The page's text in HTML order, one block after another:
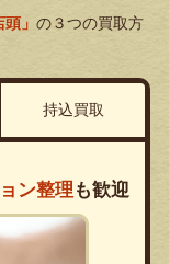
」 の３つの買取方
持込買取
ン整理 も歓迎